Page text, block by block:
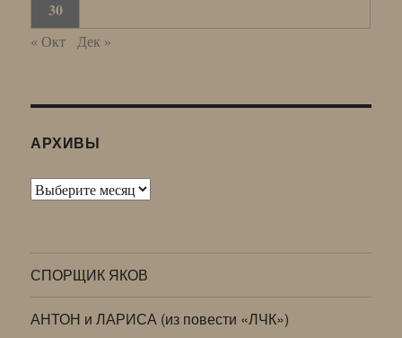
30
« Окт Дек »
АРХИВЫ
Архивы
СПОРЩИК ЯКОВ
АНТОН и ЛАРИСА (из повести «ЛЧК»)